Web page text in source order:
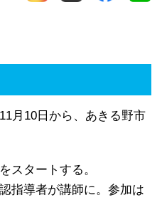
月10日から、あきる野市
スタートする。
指導者が講師に。参加は